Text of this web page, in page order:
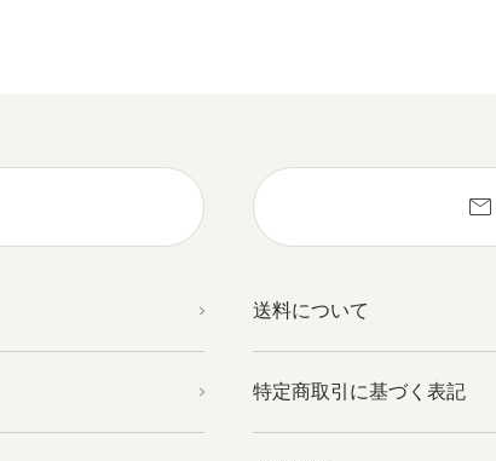
mail
送料について
特定商取引に基づく表記